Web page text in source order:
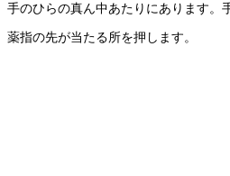
手のひらの真ん中あたりにあります。
薬指の先が当たる所を押します。